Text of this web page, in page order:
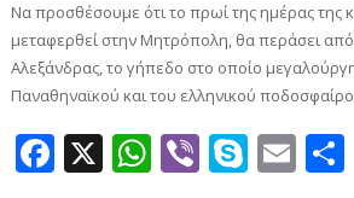
Να προσθέσουμε ότι το πρωί της ημέρας της
μεταφερθεί στην Μητρόπολη, θα περάσει
Αλεξάνδρας, το γήπεδο στο οποίο
Παναθηναϊκού και του ελληνικού
Facebook
X WhatsApp
ViberSkype